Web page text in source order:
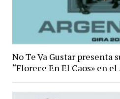
No Te Va Gustar presenta
“Florece En El Caos» en